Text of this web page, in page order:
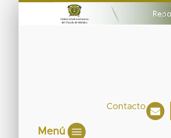
Contacto
Menú